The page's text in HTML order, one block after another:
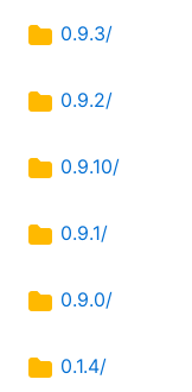
0.9.3/
0.9.2/
0.9.10/
0.9.1/
0.9.0/
0.1.4/